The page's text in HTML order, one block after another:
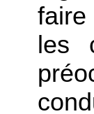
les